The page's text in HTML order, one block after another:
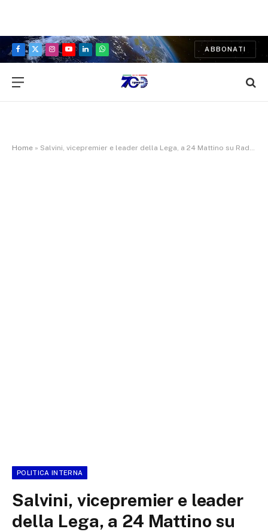
Facebook
X
Instagram
YouTubeLinkedInWhatsApp
ABBONATI
Home » Salvini, vicepremier e leader della Lega, a 24 Mattino su Radio 24: El Koudri su Fb scriveva bastardi cristiani, inneggiava ad Allah- obiettivo sarebbe 500 milioni per l’autotrasporto, poi vedremo -non sono contro proposta Fi su Ncc ma taxi fanno……
POLITICA INTERNA
Salvini, vicepremier e leader
della Lega, a 24 Mattino su